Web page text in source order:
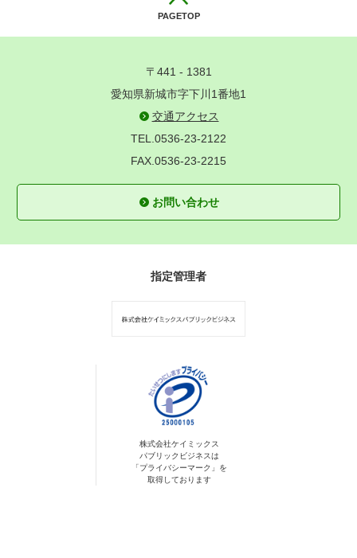
PAGETOP
〒441 - 1381
愛知県新城市字下川1番地1
交通アクセス
TEL.0536-23-2122
FAX.0536-23-2215
お問い合わせ
指定管理者
株式会社ケイミックス
パブリックビジネスは
「プライバシーマーク」を
取得しております